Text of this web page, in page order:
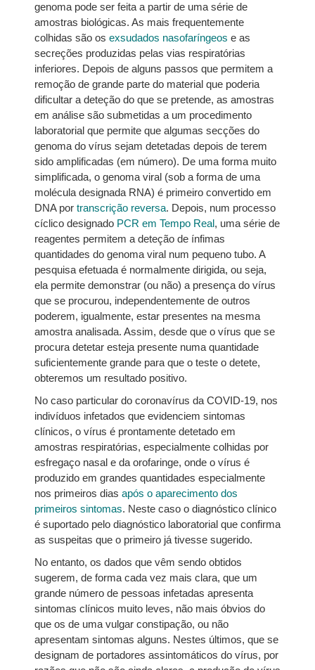
genoma pode ser feita a partir de uma série de
amostras biológicas. As mais frequentemente
colhidas são os exsudados nasofaríngeos e as
secreções produzidas pelas vias respiratórias
inferiores. Depois de alguns passos que permitem a
remoção de grande parte do material que poderia
dificultar a deteção do que se pretende, as amostras
em análise são submetidas a um procedimento
laboratorial que permite que algumas secções do
genoma do vírus sejam detetadas depois de terem
sido amplificadas (em número). De uma forma muito
simplificada, o genoma viral (sob a forma de uma
molécula designada RNA) é primeiro convertido em
DNA por transcrição reversa. Depois, num processo
cíclico designado PCR em Tempo Real, uma série de
reagentes permitem a deteção de ínfimas
quantidades do genoma viral num pequeno tubo. A
pesquisa efetuada é normalmente dirigida, ou seja,
ela permite demonstrar (ou não) a presença do vírus
que se procurou, independentemente de outros
poderem, igualmente, estar presentes na mesma
amostra analisada. Assim, desde que o vírus que se
procura detetar esteja presente numa quantidade
suficientemente grande para que o teste o detete,
obteremos um resultado positivo.
No caso particular do coronavírus da COVID-19, nos
indivíduos infetados que evidenciem sintomas
clínicos, o vírus é prontamente detetado em
amostras respiratórias, especialmente colhidas por
esfregaço nasal e da orofaringe, onde o vírus é
produzido em grandes quantidades especialmente
nos primeiros dias após o aparecimento dos
primeiros sintomas. Neste caso o diagnóstico clínico
é suportado pelo diagnóstico laboratorial que confirma
as suspeitas que o primeiro já tivesse sugerido.
No entanto, os dados que vêm sendo obtidos
sugerem, de forma cada vez mais clara, que um
grande número de pessoas infetadas apresenta
sintomas clínicos muito leves, não mais óbvios do
que os de uma vulgar constipação, ou não
apresentam sintomas alguns. Nestes últimos, que se
designam de portadores assintomáticos do vírus, por